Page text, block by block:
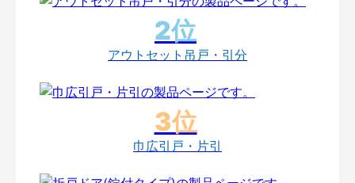
アウトセット吊戸・引分
巾広引戸・片引